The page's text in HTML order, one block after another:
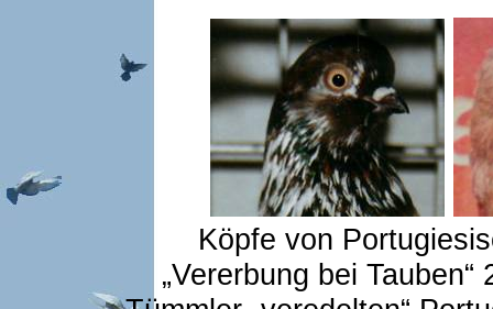
Köpfe von
„Vererbung bei